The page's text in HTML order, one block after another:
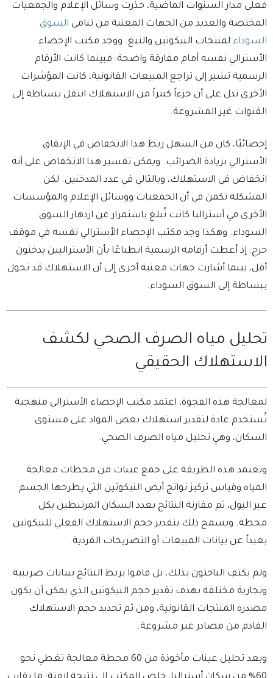
فعلى مدار السنوات الماضية، حذرت وسائل الإعلام والجمعيات
المختصة والعديد من الجهات المعنية من تنامي السوق
السوداء لمنتجات النيكوتين والتبغ. ووجد مكتب الإحصاء
الأسترالي نفسه أمام مفارقة واضحة: فبينما كانت الأرقام
الرسمية تشير إلى تراجع المبيعات القانونية، كانت المؤشرات
الأخرى تدل على أن جزءاً كبيراً من الاستهلاك انتقل ببساطة إلى
القنوات غير المشروعة.
إحصائيًا، كان من السهل ربط هذا الانخفاض في الإنفاق
الأسترالي بزيادة الضرائب. ويمكن تفسير هذا الانخفاض على أنه
انخفاض في الاستهلاك، وبالتالي في عدد المدخنين. لكن
المشكلة تكمن في أن الجمعيات ووسائل الإعلام والمؤسسات
الأخرى في أستراليا كانت تُبلغ باستمرار عن ازدهار السوق
السوداء. وهكذا وجد مكتب الإحصاء الأسترالي نفسه في موقف
حرج: إذ أعطت أرقامه الرسمية انطباعًا بأن الأستراليين يدخنون
أقل، بينما أشارت جهات معنية أخرى إلى أن الاستهلاك قد تحول
ببساطة إلى السوق السوداء.
تحليل مياه الصرف الصحي لكشف
الاستهلاك الحقيقي
لمعالجة هذه الفجوة، اعتمد مكتب الإحصاء الأسترالي منهجية
تُستخدم عادة لتقدير استهلاك بعض المواد على مستوى
السكان، وهي تحليل مياه الصرف الصحي.
وتعتمد هذه الطريقة على جمع عينات من محطات معالجة
المياه وقياس تركيز نواتج أيض النيكوتين التي يطرحها الجسم
عبر البول، ثم مقارنة النتائج بعدد السكان المرتبطين بكل
محطة. ويسمح ذلك بتقدير حجم الاستهلاك الفعلي للنيكوتين
بعيداً عن بيانات المبيعات أو التصريحات الفردية.
ولم يكتفِ الباحثون بذلك، بل قاموا بربط النتائج ببيانات ضريبية
وتجارية مختلفة بهدف تقدير حجم النيكوتين الذي يمكن أن يكون
مصدره المنتجات القانونية، ومن ثم تحديد حجم الاستهلاك
القادم من مصادر غير مشروعة.
وبعد تحليل عينات مأخوذة من 60 محطة معالجة تغطي نحو